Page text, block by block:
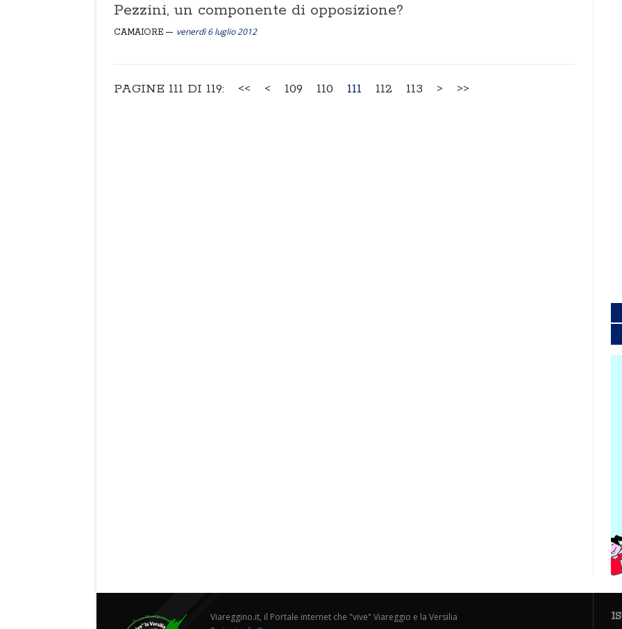
Pezzini, un componente di opposizione?
CAMAIORE venerdì 6 luglio 2012
PAGINE 111 DI 119: << < 109 110 111 112 113 > >>
Viareggino.it, il Portale internet che "vive" Viareggio e la Versilia